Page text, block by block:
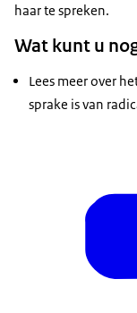
haar te spreken.
Wat kunt u
Lees meer over
sprake is van